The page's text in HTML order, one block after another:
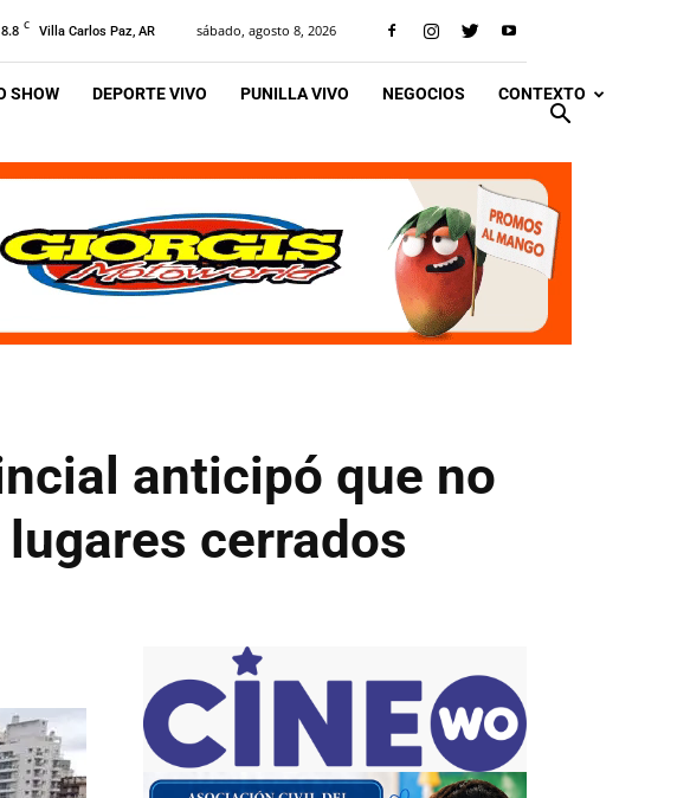
8.8 C Villa Carlos Paz, AR sábado, agosto 8, 2026
SHOW DEPORTE VIVO PUNILLA VIVO NEGOCIOS CONTEXTO
anticipó que no
cerrados